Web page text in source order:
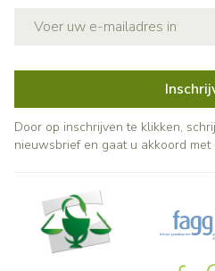
Door op inschrijven te klikken,
nieuwsbrief en gaat u akkoord met